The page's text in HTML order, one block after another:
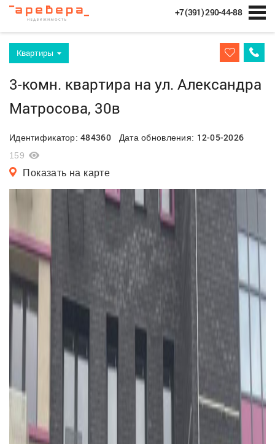
+7 (391) 290-44-88
Квартиры
3-комн. квартира на ул. Александра
Матросова, 30в
Идентификатор:484360Дата обновления: 12-05-2026
159
Показать на карте